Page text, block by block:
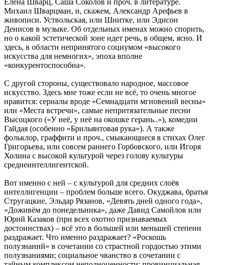
Михаил Шварцман, и, скажем, Александр Арефьев в
живописи. Уствольская, или Шнитке, или Эдисон
Денисов в музыке. Об отдельных именах можно спорить,
но о какой эстетической зоне идет речь, в общем, ясно. И
здесь, в области непринятого социумом «высокого
искусства для немногих», эпоха вполне
«конкурентоспособна».
С другой стороны, существовало народное, массовое
искусство. Здесь мне тоже если не всё, то очень многое
нравится: сериалы вроде «Семнадцати мгновений весны»
или «Места встречи», самые непритязательные песни
Высоцкого («У неё, у неё на окошке герань..»), комедии
Гайдая (особенно «Брильянтовая рука»). А также
фольклор, граффити и проч., смыкающиеся в стихах Олег
Григорьева, или совсем раннего Горбовского, или Игоря
Холина с высокой культурой через голову культуры
среднеинтеллигентской.
Вот именно с ней – с культурой для средних слоёв
интеллигенции – проблем больше всего. Окуджава, братья
Стругацкие, Эльдар Рязанов, «Девять дней одного года»,
«Доживём до понедельника», даже Давид Самойлов или
Юрий Казаков (при всех охотно признаваемых
достоинствах) – всё это в большей или меньшей степени
раздражает. Что именно раздражает? «Роскошь
полузнаний» в сочетании со страстной гордостью этими
полузнаниями; социальное чванство в сочетании с